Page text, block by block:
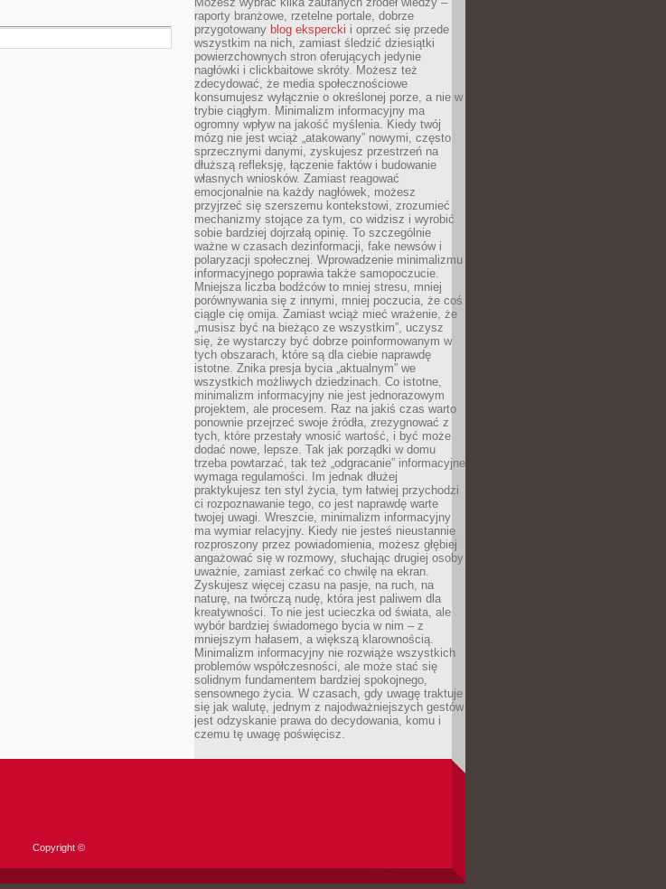
raporty branżowe, rzetelne portale, dobrze
przygotowany blog ekspercki i oprzeć się przede
wszystkim na nich, zamiast śledzić dziesiątki
powierzchownych stron oferujących jedynie
nagłówki i clickbaitowe skróty. Możesz też
zdecydować, że media społecznościowe
konsumujesz wyłącznie o określonej porze, a nie w
trybie ciągłym. Minimalizm informacyjny ma
ogromny wpływ na jakość myślenia. Kiedy twój
mózg nie jest wciąż „atakowany” nowymi, często
sprzecznymi danymi, zyskujesz przestrzeń na
dłuższą refleksję, łączenie faktów i budowanie
własnych wniosków. Zamiast reagować
emocjonalnie na każdy nagłówek, możesz
przyjrzeć się szerszemu kontekstowi, zrozumieć
mechanizmy stojące za tym, co widzisz i wyrobić
sobie bardziej dojrzałą opinię. To szczególnie
ważne w czasach dezinformacji, fake newsów i
polaryzacji społecznej. Wprowadzenie minimalizmu
informacyjnego poprawia także samopoczucie.
Mniejsza liczba bodźców to mniej stresu, mniej
porównywania się z innymi, mniej poczucia, że coś
ciągle cię omija. Zamiast wciąż mieć wrażenie, że
„musisz być na bieżąco ze wszystkim”, uczysz
się, że wystarczy być dobrze poinformowanym w
tych obszarach, które są dla ciebie naprawdę
istotne. Znika presja bycia „aktualnym” we
wszystkich możliwych dziedzinach. Co istotne,
minimalizm informacyjny nie jest jednorazowym
projektem, ale procesem. Raz na jakiś czas warto
ponownie przejrzeć swoje źródła, zrezygnować z
tych, które przestały wnosić wartość, i być może
dodać nowe, lepsze. Tak jak porządki w domu
trzeba powtarzać, tak też „odgracanie” informacyjne
wymaga regularności. Im jednak dłużej
praktykujesz ten styl życia, tym łatwiej przychodzi
ci rozpoznawanie tego, co jest naprawdę warte
twojej uwagi. Wreszcie, minimalizm informacyjny
ma wymiar relacyjny. Kiedy nie jesteś nieustannie
rozproszony przez powiadomienia, możesz głębiej
angażować się w rozmowy, słuchając drugiej osoby
uważnie, zamiast zerkać co chwilę na ekran.
Zyskujesz więcej czasu na pasje, na ruch, na
naturę, na twórczą nudę, która jest paliwem dla
kreatywności. To nie jest ucieczka od świata, ale
wybór bardziej świadomego bycia w nim – z
mniejszym hałasem, a większą klarownością.
Minimalizm informacyjny nie rozwiąże wszystkich
problemów współczesności, ale może stać się
solidnym fundamentem bardziej spokojnego,
sensownego życia. W czasach, gdy uwagę traktuje
się jak walutę, jednym z najodważniejszych gestów
jest odzyskanie prawa do decydowania, komu i
czemu tę uwagę poświęcisz.
Copyright ©